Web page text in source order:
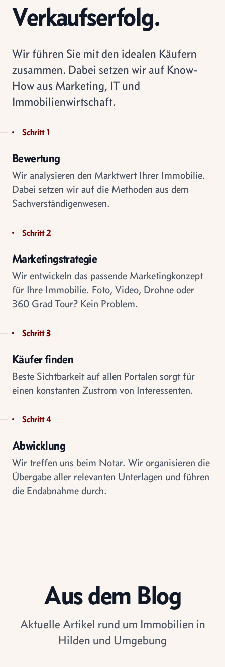
Verkaufserfolg.
Wir führen Sie mit den idealen Käufern
zusammen. Dabei setzen wir auf Know-
How aus Marketing, IT und
Immobilienwirtschaft.
Schritt 1
Bewertung
Wir analysieren den Marktwert Ihrer Immobilie.
Dabei setzen wir auf die Methoden aus dem
Sachverständigenwesen.
Schritt 2
Marketingstrategie
Wir entwickeln das passende Marketingkonzept
für Ihre Immobilie. Foto, Video, Drohne oder
360 Grad Tour? Kein Problem.
Schritt 3
Käufer finden
Beste Sichtbarkeit auf allen Portalen sorgt für
einen konstanten Zustrom von Interessenten.
Schritt 4
Abwicklung
Wir treffen uns beim Notar. Wir organisieren die
Übergabe aller relevanten Unterlagen und führen
die Endabnahme durch.
Aus dem Blog
Aktuelle Artikel rund um Immobilien in
Hilden und Umgebung